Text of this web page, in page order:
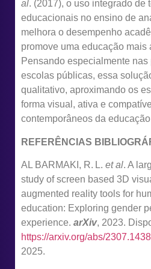
al. (2017), o uso integrado de
educacionais no ensino de
melhora o desempenho
promove uma educação
Pensando especialmente
escolas públicas, essa
qualitativo, aproximando os
forma visual, ativa e
contemporâneos da
REFERÊNCIAS
AL BARMAKI, R. L. et al. A
study of screen based 3D
augmented reality tools for
education: Exploring gender
experience. arXiv, 2023.
https://arxiv.org/abs/
2025.